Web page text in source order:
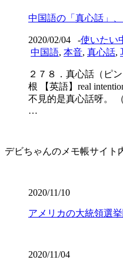
中国語の「真心話」
2020/02/04 -使いたい
中国語, 本音, 真心話,
２７８．真心話（ピ
根 【英語】real
不見的是真心話呀。
…
デビちゃんのメモ帳サイト
2020/11/10
アメリカの大統領選
2020/11/04